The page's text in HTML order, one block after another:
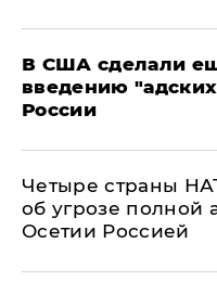
В США сделали
введению
России
Четыре страны
об угрозе
Осетии Россией